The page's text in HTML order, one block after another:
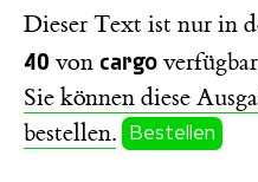
Dieser Text ist nur in
40 von cargo
Sie können diese
bestellen. Bestellen